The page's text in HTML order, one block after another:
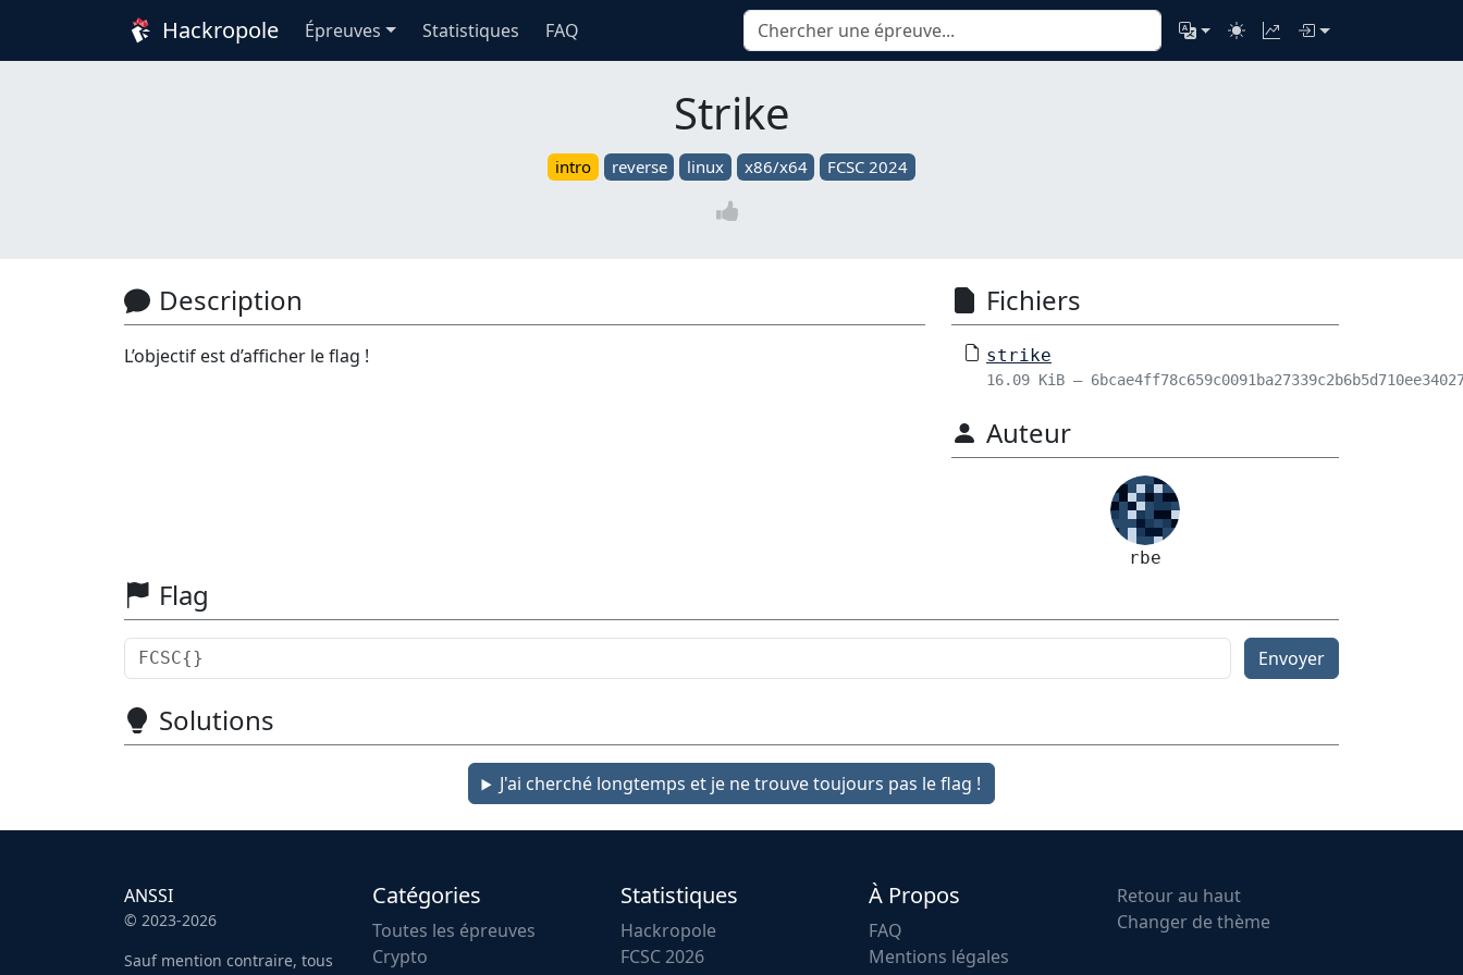
Hackropole Épreuves Statistiques FAQ
Strike
intro reverse linux x86/x64 FCSC 2024
Description
L’objectif est d’afficher le flag !
Fichiers
strike
16.09 KiB –
Auteur
rbe
Flag
Envoyer
Solutions
J'ai cherché longtemps et je ne trouve toujours pas le flag !
ANSSI
© 2023-2026
Sauf mention contraire, tous
Catégories
Toutes les épreuves
Crypto
Statistiques
Hackropole
FCSC 2026
À Propos
FAQ
Mentions légales
Retour au haut
Changer de thème